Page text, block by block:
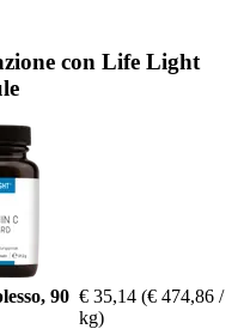
con Life Light
90 € 35,14 (€ 474,86 /
kg)